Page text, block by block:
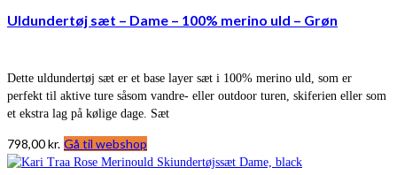
Uldundertøj sæt – Dame – 100% merino uld – Grøn
Dette uldundertøj sæt er et base layer sæt i 100% merino uld, som er
perfekt til aktive ture såsom vandre- eller outdoor turen, skiferien eller som
et ekstra lag på kølige dage. Sæt
798,00kr. Gå til webshop